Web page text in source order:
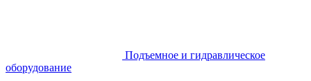
Подъемное и гидравлическое
оборудование